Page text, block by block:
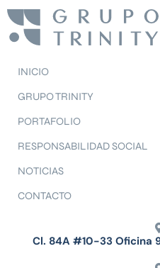
INICIO
GRUPO TRINITY
PORTAFOLIO
RESPONSABILIDAD SOCIAL
NOTICIAS
CONTACTO
Cl. 84A #10-33 Oficina